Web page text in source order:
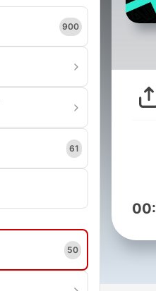
900
61
50